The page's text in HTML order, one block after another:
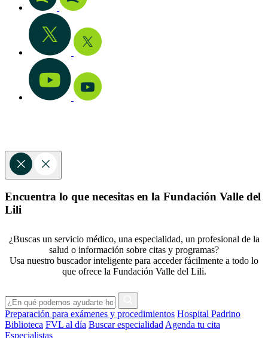
Encuentra lo que necesitas en la Fundación Valle del
Lili
¿Buscas un servicio médico, una especialidad, un profesional de la
salud o información sobre citas y programas?
Usa nuestro buscador inteligente para acceder fácilmente a todo lo
que ofrece la Fundación Valle del Lili.
Preparación para exámenes y procedimientos Hospital Padrino
Biblioteca FVL al día Buscar especialidad Agenda tu cita
Especialistas